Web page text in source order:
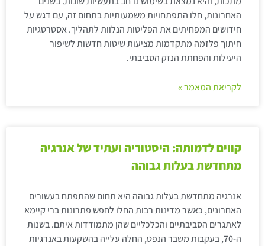
האחרונות, חלו התפתחויות משמעותיות בתחום זה, עם דגש על
חידושים המפחיתים את הפליטות הנלוות לתהליך. אסטרטגיות
חיתוך פלזמה מתקדמות מציעות שיטות חדשות לשיפור
היעילות והפחתת הנזק הסביבתי.
לקריאת המאמר »
קווים לדמותה: היסטוריה ועתיד של אנרגיה
מתחדשת בעלות גבוהה
אנרגיה מתחדשת בעלות גבוהה היא תחום שהתפתח בעשורים
האחרונים, כאשר מדינות רבות החלו לחפש פתרונות ברי קיימא
לאתגרים הסביבתיים והכלכליים שהן מתמודדות איתם. בשנות
ה-70, בעקבות משבר הנפט, החלה עלייה בהשקעות באנרגיות